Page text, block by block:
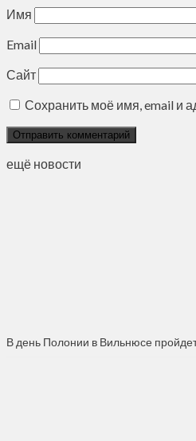
Имя
Email
Сайт
Сохранить моё имя, email и
ещё новости
В день Полонии в Вильнюсе